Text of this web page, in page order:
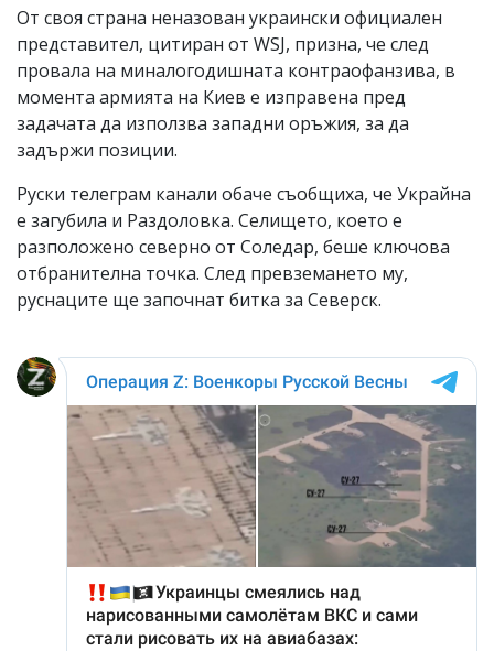
От своя страна неназован украински официален
представител, цитиран от WSJ, призна, че след
провала на миналогодишната контраофанзива, в
момента армията на Киев е изправена пред
задачата да използва западни оръжия, за да
задържи позиции.
Руски телеграм канали обаче съобщиха, че Украйна
е загубила и Раздоловка. Селището, което е
разположено северно от Соледар, беше ключова
отбранителна точка. След превземането му,
руснаците ще започнат битка за Северск.